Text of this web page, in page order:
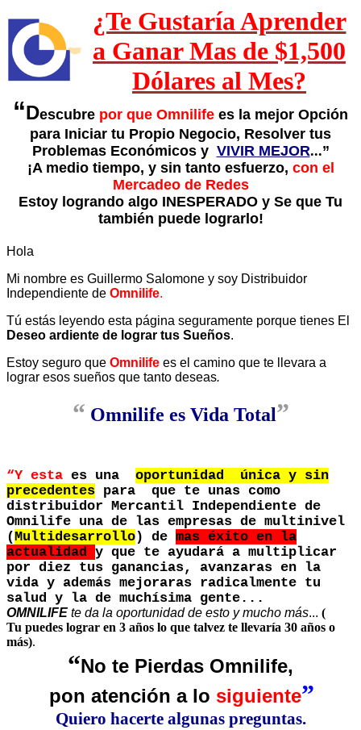
¿Te Gustaría Aprender
a Ganar Mas de $1,500
Dólares al Mes?
“Descubre por que Omnilife es la mejor Opción
para Iniciar tu Propio Negocio, Resolver tus
Problemas Económicos y VIVIR MEJOR...”
¡A medio tiempo, y sin tanto esfuerzo, con el
Mercadeo de Redes
Estoy logrando algo INESPERADO y Se que Tu
también puede lograrlo!
Hola
Mi nombre es Guillermo Salomone y soy Distribuidor
Independiente de Omnilife.
Tú estás leyendo esta página seguramente porque tienes El
Deseo ardiente de lograr tus Sueños.
Estoy seguro que Omnilife es el camino que te llevara a
lograr esos sueños que tanto deseas.
“ Omnilife es Vida Total”
“Y esta es una oportunidad única y sin
precedentes para que te unas como
distribuidor Mercantil Independiente de
Omnilife una de las empresas de multinivel
(Multidesarrollo) de mas éxito en la
actualidad y que te ayudará a multiplicar
por diez tus ganancias, avanzaras en la
vida y además mejoraras radicalmente tu
salud y la de muchísima gente...
OMNILIFE te da la oportunidad de esto y mucho más... (
Tu puedes lograr en 3 años lo que talvez te llevaría 30 años o
más).
“No te Pierdas Omnilife,
pon atención a lo siguiente”
Quiero hacerte algunas preguntas.